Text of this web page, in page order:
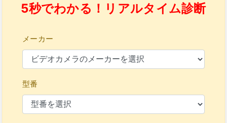
5秒でわかる！リアルタイム診断
メーカー
型番